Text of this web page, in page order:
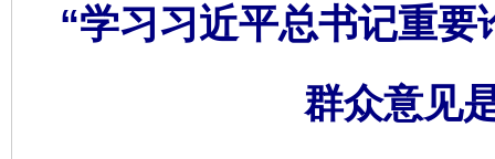
“学习习近平总书记重
群众意见